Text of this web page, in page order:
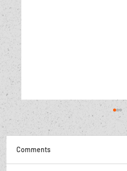
De Poolse hoer,
Comments